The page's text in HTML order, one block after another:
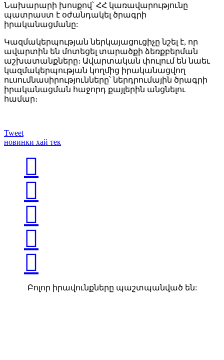
Նախարարի խոսքով՝ ՀՀ կառավարությունը
պատրաստ է օժանդակել ծրագրի
իրականացմանը:
Կազմակերպության ներկայացուցիչը նշել է, որ
ավարտին են մոտեցել տարածքի ձեռքբերման
աշխատանքները։ Ավարտական փուլում են նաեւ
կազմակերպության կողմից իրականացվող
ուսումնասիրությունները՝ ներդրումային ծրագրի
իրականացման հաջորդ քայլերին անցնելու
համար։
Tweet
новинки хай тек





Բոլոր իրավունքները պաշտպանված են: